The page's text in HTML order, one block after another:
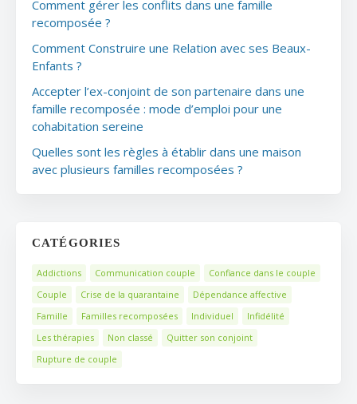
Comment gérer les conflits dans une famille
recomposée ?
Comment Construire une Relation avec ses Beaux-
Enfants ?
Accepter l’ex-conjoint de son partenaire dans une
famille recomposée : mode d’emploi pour une
cohabitation sereine
Quelles sont les règles à établir dans une maison
avec plusieurs familles recomposées ?
CATÉGORIES
Addictions Communication couple
Confiance dans le couple
Couple
Crise de la quarantaine
Dépendance affective
Famille
Familles recomposées Individuel
Infidélité
Les thérapies
Non classé
Quitter son conjoint
Rupture de couple